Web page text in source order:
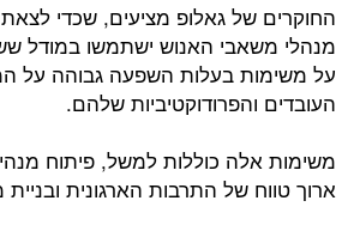
החוקרים של גאלופ מציעים, שכדי
מנהלי משאבי האנוש ישתמשו במודל
על משימות בעלות השפעה גבוהה על
העובדים והפרודוקטיביות שלהם.
משימות אלה כוללות למשל, פיתוח
ארוך טווח של התרבות הארגונית ובניית